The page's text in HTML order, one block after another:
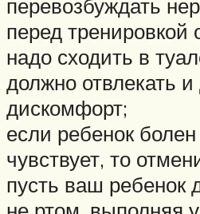
перевозбуждать
перед тренировкой
надо сходить в
должно отвлекать и
дискомфорт;
если ребенок
чувствует, то
пусть ваш ребенок